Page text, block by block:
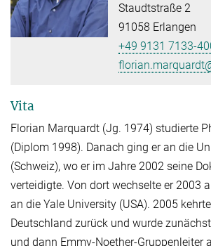
Staudtstraße 2
91058 Erlangen
+49 9131 7133-
Vita
Florian Marquardt (Jg. 1974) studierte
(Diplom 1998). Danach ging er an die
(Schweiz), wo er im Jahre 2002 seine
verteidigte. Von dort wechselte er 2003
an die Yale University (USA). 2005
Deutschland zurück und wurde
und dann Emmy-Noether-Gruppenleiter